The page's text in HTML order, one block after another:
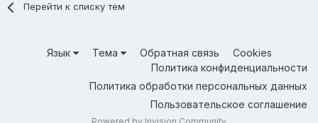
Перейти к списку тем
Язык Тема Обратная связь
Cookies
Политика конфиденциальности
Политика обработки персональных данных
Пользовательское соглашение